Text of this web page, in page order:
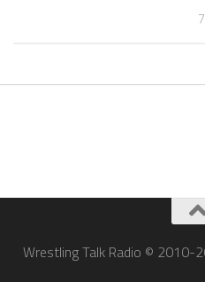
Wrestling Talk Radio © 2010-